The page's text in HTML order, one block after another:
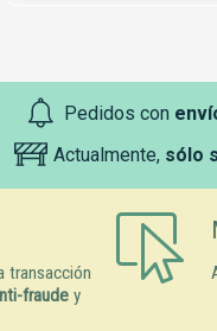
Pedidos con
Actualmente, sólo
transacción
fraude y